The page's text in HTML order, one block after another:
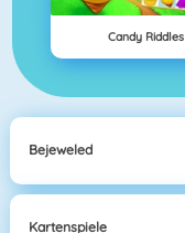
Candy Riddles
Bejeweled
Kartenspiele